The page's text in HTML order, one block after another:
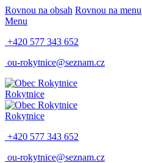
Rovnou na obsah Rovnou na menu
Menu
+420 577 343 652
ou-rokytnice@seznam.cz
Rokytnice
Rokytnice
+420 577 343 652
ou-rokytnice@seznam.cz